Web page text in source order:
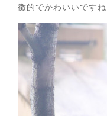
徴的でかわいいですね